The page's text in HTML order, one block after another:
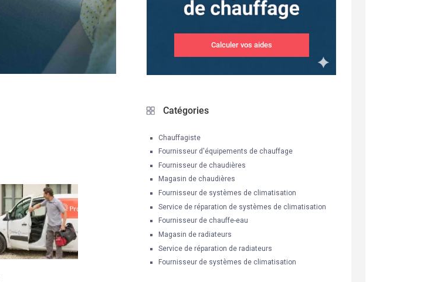
Calculer vos aides
Catégories
Chauffagiste
Fournisseur d'équipements de chauffage
Fournisseur de chaudières
Magasin de chaudières
Fournisseur de systèmes de climatisation
Service de réparation de systèmes de climatisation
Fournisseur de chauffe-eau
Magasin de radiateurs
Service de réparation de radiateurs
Fournisseur de systèmes de climatisation